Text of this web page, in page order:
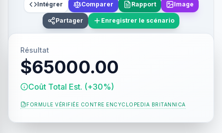
Intégrer Comparer Rapport Image
Partager Enregistrer le scénario
Résultat
$65000.00
Coût Total Est. (+30%)
FORMULE VÉRIFIÉE CONTRE ENCYCLOPEDIA BRITANNICA